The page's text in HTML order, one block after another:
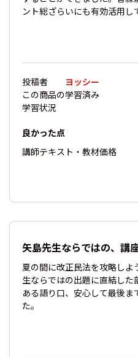
ント総ざらいにも有効活用し
投稿者
ヨッシー
この商品の
学習状況
学習済み
良かった点
講師テキスト・教材価格
矢島先生ならではの、講
夏の間に改正民法を攻略し
生ならではの出題に直結し
ある語り口、安心して最後
た。